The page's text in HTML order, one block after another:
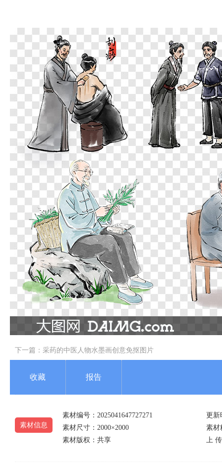
下一篇： 采药的中医人物水墨画创意免抠图片
收藏 报告
素材信息
素材编号：2025041647727271
更新
素材尺寸：2000×2000
素材
素材版权：共享
上